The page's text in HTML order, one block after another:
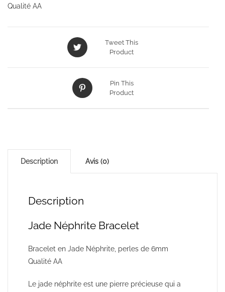
Qualité AA
Tweet This
Product
Pin This
Product
Description Avis (0)
Description
Jade Néphrite Bracelet
Bracelet en Jade Néphrite, perles de 6mm
Qualité AA
Le jade néphrite est une pierre précieuse qui a